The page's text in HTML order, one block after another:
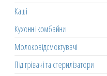
Каші
Кухонні комбайни
Молоковідсмоктувачі
Підігрівачі та стерилізатори